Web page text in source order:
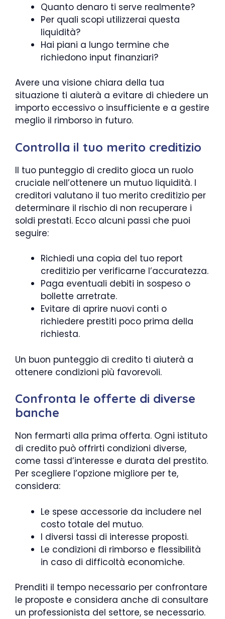
Quanto denaro ti serve realmente?
Per quali scopi utilizzerai questa
liquidità?
Hai piani a lungo termine che
richiedono input finanziari?
Avere una visione chiara della tua
situazione ti aiuterà a evitare di chiedere un
importo eccessivo o insufficiente e a gestire
meglio il rimborso in futuro.
Controlla il tuo merito creditizio
Il tuo punteggio di credito gioca un ruolo
cruciale nell’ottenere un mutuo liquidità. I
creditori valutano il tuo merito creditizio per
determinare il rischio di non recuperare i
soldi prestati. Ecco alcuni passi che puoi
seguire:
Richiedi una copia del tuo report
creditizio per verificarne l’accuratezza.
Paga eventuali debiti in sospeso o
bollette arretrate.
Evitare di aprire nuovi conti o
richiedere prestiti poco prima della
richiesta.
Un buon punteggio di credito ti aiuterà a
ottenere condizioni più favorevoli.
Confronta le offerte di diverse
banche
Non fermarti alla prima offerta. Ogni istituto
di credito può offrirti condizioni diverse,
come tassi d’interesse e durata del prestito.
Per scegliere l’opzione migliore per te,
considera:
Le spese accessorie da includere nel
costo totale del mutuo.
I diversi tassi di interesse proposti.
Le condizioni di rimborso e flessibilità
in caso di difficoltà economiche.
Prenditi il tempo necessario per confrontare
le proposte e considera anche di consultare
un professionista del settore, se necessario.